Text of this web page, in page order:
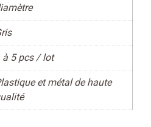
à 5 pcs / lot
et métal de haute